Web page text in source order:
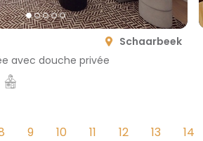
Schaarbeek
avec douche privée
9 10 11 12 13 14